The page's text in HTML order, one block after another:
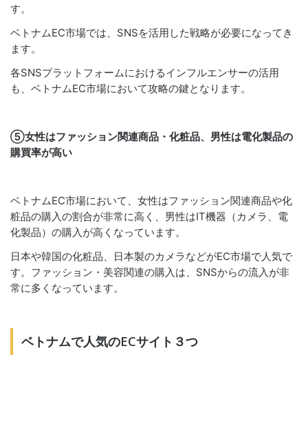
す。
ベトナムEC市場では、SNSを活用した戦略が必要になってき
ます。
各SNSプラットフォームにおけるインフルエンサーの活用
も、ベトナムEC市場において攻略の鍵となります。
⑤女性はファッション関連商品・化粧品、男性は電化製品の
購買率が高い
ベトナムEC市場において、女性はファッション関連商品や化
粧品の購入の割合が非常に高く、男性はIT機器（カメラ、電
化製品）の購入が高くなっています。
日本や韓国の化粧品、日本製のカメラなどがEC市場で人気で
す。ファッション・美容関連の購入は、SNSからの流入が非
常に多くなっています。
ベトナムで人気のECサイト３つ